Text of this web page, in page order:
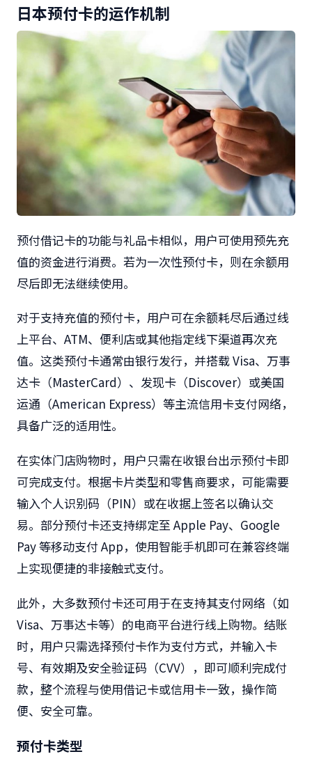
日本预付卡的运作机制
预付借记卡的功能与礼品卡相似，用户可使用预先充
值的资金进行消费。若为一次性预付卡，则在余额用
尽后即无法继续使用。
对于支持充值的预付卡，用户可在余额耗尽后通过线
上平台、ATM、便利店或其他指定线下渠道再次充
值。这类预付卡通常由银行发行，并搭载 Visa、万事
达卡（MasterCard）、发现卡（Discover）或美国
运通（American Express）等主流信用卡支付网络，
具备广泛的适用性。
在实体门店购物时，用户只需在收银台出示预付卡即
可完成支付。根据卡片类型和零售商要求，可能需要
输入个人识别码（PIN）或在收据上签名以确认交
易。部分预付卡还支持绑定至 Apple Pay、Google
Pay 等移动支付 App，使用智能手机即可在兼容终端
上实现便捷的非接触式支付。
此外，大多数预付卡还可用于在支持其支付网络（如
Visa、万事达卡等）的电商平台进行线上购物。结账
时，用户只需选择预付卡作为支付方式，并输入卡
号、有效期及安全验证码（CVV），即可顺利完成付
款，整个流程与使用借记卡或信用卡一致，操作简
便、安全可靠。
预付卡类型